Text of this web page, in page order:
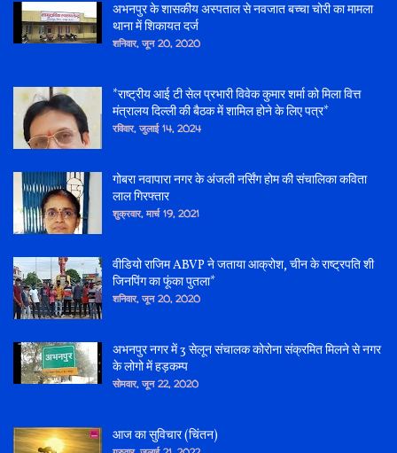
अभनपुर के शासकीय अस्पताल से नवजात बच्चा चोरी का मामला
थाना में शिकायत दर्ज
शनिवार, जून 20, 2020
*राष्ट्रीय आई टी सेल प्रभारी विवेक कुमार शर्मा को मिला वित्त
मंत्रालय दिल्ली की बैठक में शामिल होने के लिए पत्र*
रविवार, जुलाई 14, 2024
गोबरा नवापारा नगर के अंजली नर्सिंग होम की संचालिका कविता
लाल गिरफ्तार
शुक्रवार, मार्च 19, 2021
वीडियो राजिम ABVP ने जताया आक्रोश, चीन के राष्ट्रपति शी
जिनपिंग का फूंका पुतला*
शनिवार, जून 20, 2020
अभनपुर नगर में 3 सेलून संचालक कोरोना संक्रमित मिलने से नगर
के लोगो में हड़कम्प
सोमवार, जून 22, 2020
आज का सुविचार (चिंतन)